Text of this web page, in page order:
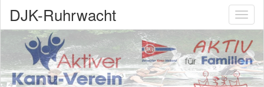
DJK-Ruhrwacht